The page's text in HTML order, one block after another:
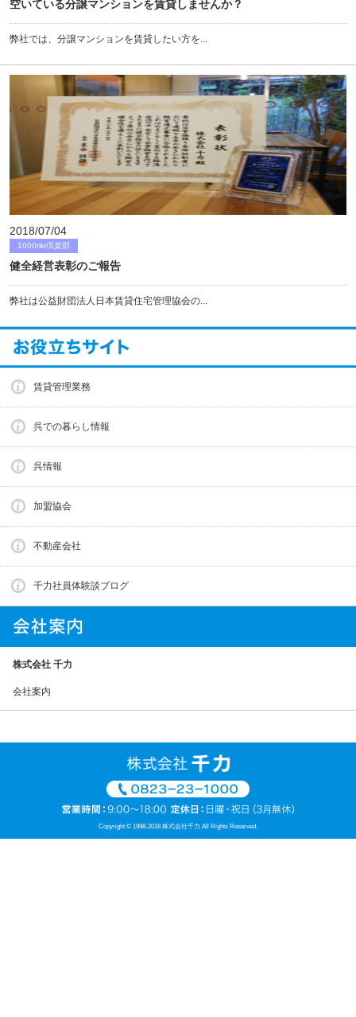
空いている分譲マンションを賃貸しませんか？
弊社では、分譲マンションを賃貸したい方を...
2018/07/04
1000riki倶楽部
健全経営表彰のご報告
弊社は公益財団法人日本賃貸住宅管理協会の...
賃貸管理業務
呉での暮らし情報
呉情報
加盟協会
不動産会社
千力社員体験談ブログ
株式会社 千力
会社案内
Copyright © 1998-2018 株式会社千力 All Rights Reserved.